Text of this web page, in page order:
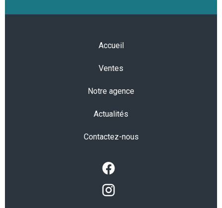
Accueil
Ventes
Notre agence
Actualités
Contactez-nous